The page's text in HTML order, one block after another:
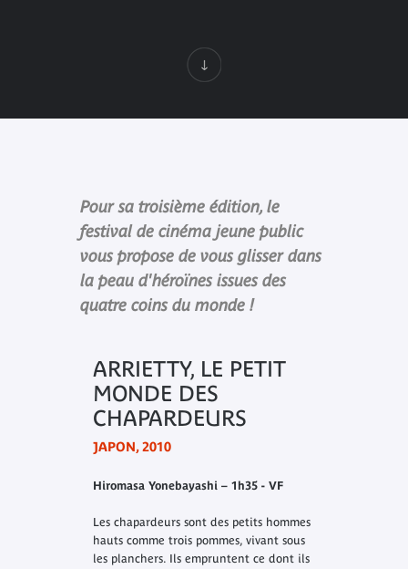
Pour sa troisième édition, le
festival de cinéma jeune public
vous propose de vous glisser dans
la peau d'héroïnes issues des
quatre coins du monde !
ARRIETTY, LE PETIT
MONDE DES
CHAPARDEURS
JAPON, 2010
Hiromasa Yonebayashi – 1h35 - VF
Les chapardeurs sont des petits hommes
hauts comme trois pommes, vivant sous
les planchers. Ils empruntent ce dont ils